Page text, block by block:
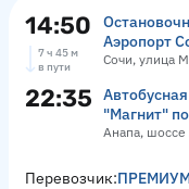
14:50
Аэропорт
Сочи, улица
7 ч 45 м
в пути
22:35
"Магнит"
Анапа,
Перевозчик: